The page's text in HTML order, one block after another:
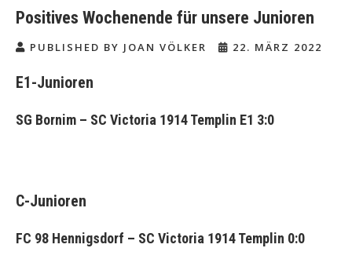
Positives Wochenende für unsere Junioren
PUBLISHED BY JOAN VÖLKER 22. MÄRZ 2022
E1-Junioren
SG Bornim – SC Victoria 1914 Templin E1 3:0
C-Junioren
FC 98 Hennigsdorf – SC Victoria 1914 Templin 0:0